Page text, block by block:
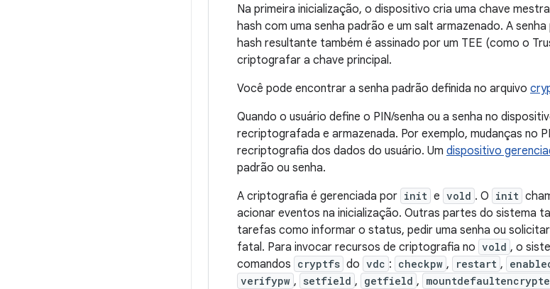
Na primeira inicialização, o dispositivo cria uma chave
hash com uma senha padrão e um salt armazenado. A
hash resultante também é assinado por um TEE (como o
criptografar a chave principal.
Você pode encontrar a senha padrão definida no arquivo
Quando o usuário define o PIN/senha ou a senha no
recriptografada e armazenada. Por exemplo, mudanças no
recriptografia dos dados do usuário. Um dispositivo
padrão ou senha.
A criptografia é gerenciada por init e vold . O init
acionar eventos na inicialização. Outras partes do sistema
tarefas como informar o status, pedir uma senha ou
fatal. Para invocar recursos de criptografia no vold , o
comandos cryptfs do vdc : checkpw , restart ,
verifypw , setfield , getfield ,